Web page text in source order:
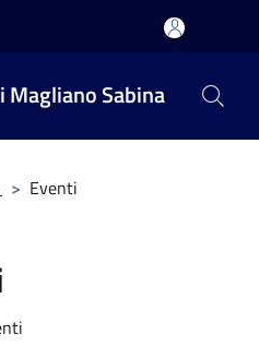
Magliano Sabina
> Eventi